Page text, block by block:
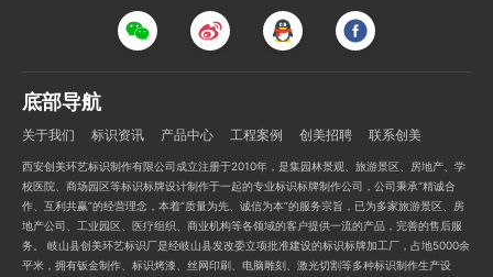
底部导航
关于我们 标识资讯 产品中心 工程案例 创美招聘 联系创美
西安创美环艺标识制作有限公司成立注册于2010年，是集园林景观、旅游景区、房地产、学
校医院、商场园区等标识标牌设计制作于一起的专业标识标牌制作公司，公司秉承“精诚合
作、互利共赢”的经营理念，本着“质量为先、诚信为本”的服务宗旨，已为多家旅游景区、房
地产公司、工业园区、医疗组织、商业机构等各领域的客户提供一流的产品，完善的售后服
务。 岐山县创美环艺标识厂是经岐山县发改委立项批准建设的标识标牌加工厂，占地5000余
平米，拥有钣金制作、标识烤漆、丝网印刷、电脑雕刻、激光切割等多种标识制作生产设